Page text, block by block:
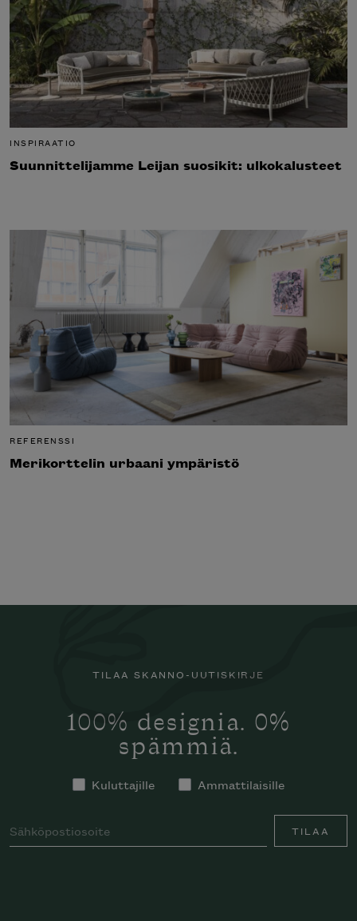
INSPIRAATIO
Suunnittelijamme Leijan suosikit: ulkokalusteet
REFERENSSI
Merikorttelin urbaani ympäristö
TILAA SKANNO-UUTISKIRJE
100% designia. 0%
spämmiä.
Kuluttajille Ammattilaisille
TILAA